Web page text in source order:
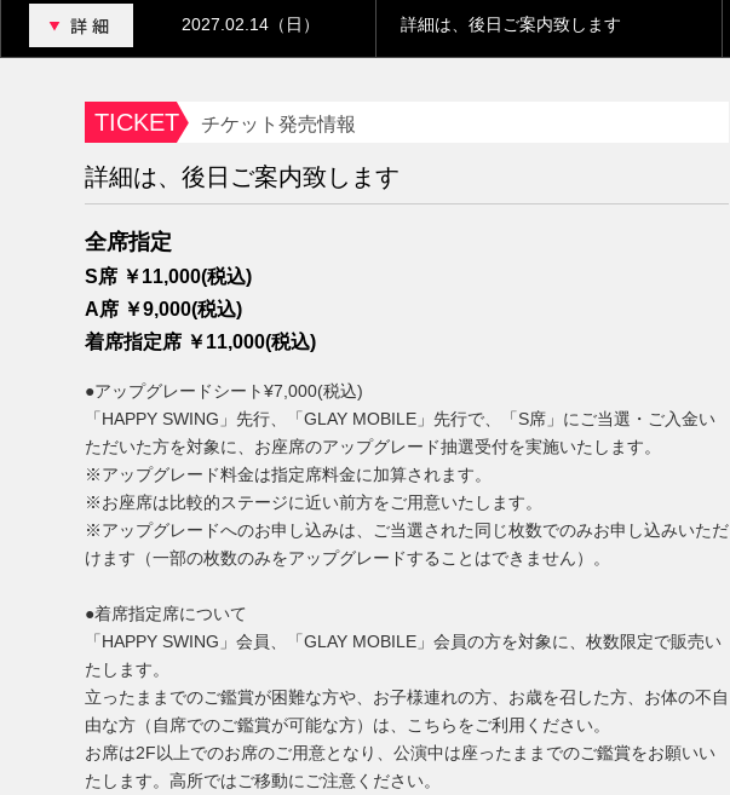
2027.02.14（日） 詳細は、後日ご案内致します
TICKET チケット発売情報
詳細は、後日ご案内致します
全席指定
S席 ￥11,000(税込)
A席 ￥9,000(税込)
着席指定席 ￥11,000(税込)
●アップグレードシート¥7,000(税込)
「HAPPY SWING」先行、「GLAY MOBILE」先行で、「S席」にご当選・ご入金い
ただいた方を対象に、お座席のアップグレード抽選受付を実施いたします。
※アップグレード料金は指定席料金に加算されます。
※お座席は比較的ステージに近い前方をご用意いたします。
※アップグレードへのお申し込みは、ご当選された同じ枚数でのみお申し込みいただ
けます（一部の枚数のみをアップグレードすることはできません）。
●着席指定席について
「HAPPY SWING」会員、「GLAY MOBILE」会員の方を対象に、枚数限定で販売い
たします。
立ったままでのご鑑賞が困難な方や、お子様連れの方、お歳を召した方、お体の不自
由な方（自席でのご鑑賞が可能な方）は、こちらをご利用ください。
お席は2F以上でのお席のご用意となり、公演中は座ったままでのご鑑賞をお願いい
たします。高所ではご移動にご注意ください。